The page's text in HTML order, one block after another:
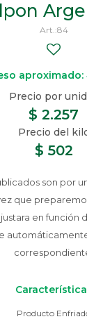
84
aproximado:
$ 502
$ 2.257
son por
que
en función
Producto